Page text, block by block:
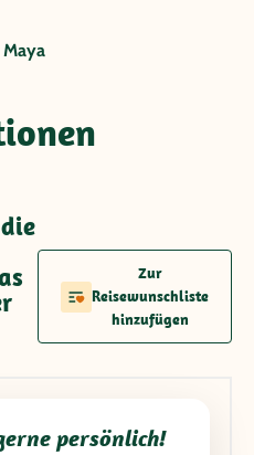
Zur
Reisewunschliste
hinzufügen
persönlich!